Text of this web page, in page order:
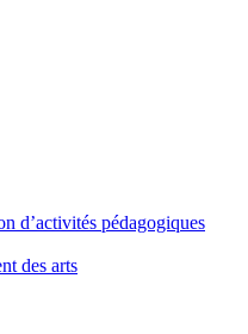
d’activités pédagogiques
des arts